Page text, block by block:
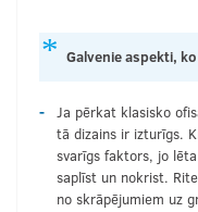
Galvenie aspekti,
Ja pērkat klasisko
tā dizains ir izturīgs.
svarīgs faktors, jo
saplīst un nokrist.
no skrāpējumiem uz